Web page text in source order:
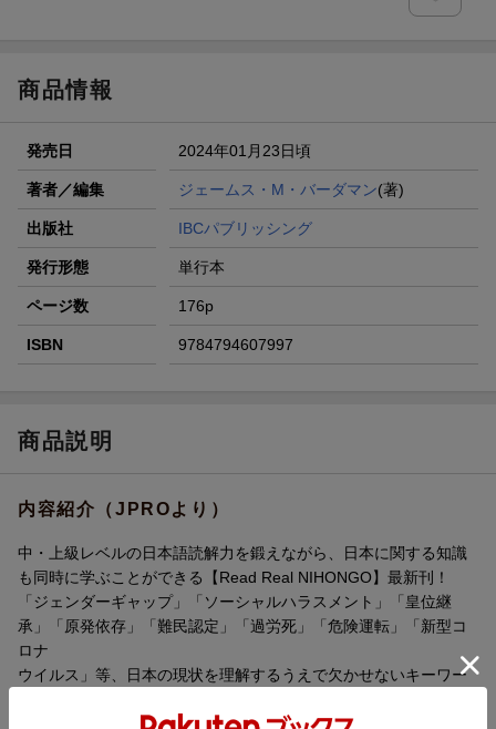
楽天モバイル紹介キャンペーンの拡散で300円OFFクーポン
商品情報
発売日 2024年01月23日頃
著者／編集 ジェームス・M・バーダマン(著)
出版社 IBCパブリッシング
発行形態 単行本
ページ数 176p
ISBN 9784794607997
商品説明
内容紹介（JPROより）
中・上級レベルの日本語読解力を鍛えながら、日本に関する知識
も同時に学ぶことができる【Read Real NIHONGO】最新刊！
「ジェンダーギャップ」「ソーシャルハラスメント」「皇位継
承」「原発依存」「難民認定」「過労死」「危険運転」「新型コ
ロナ
ウイルス」等、日本の現状を理解するうえで欠かせないキーワー
日本の現状・問題点と日本語が同時に学べる！